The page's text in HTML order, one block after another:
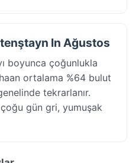
In Ağustos
boyunca çoğunlukla
ortalama %64 bulut
tekrarlanır.
gün gri, yumuşak